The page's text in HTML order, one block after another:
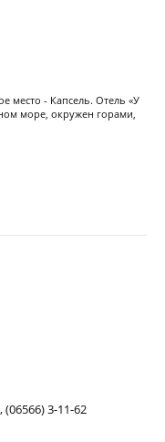
место - Капсель. Отель «У
море, окружен горами,
(06566) 3-11-62